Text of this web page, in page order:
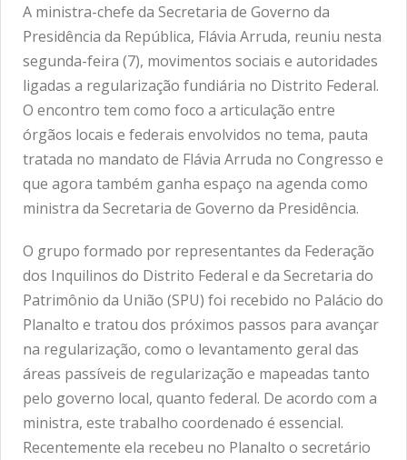
A ministra-chefe da Secretaria de Governo da
Presidência da República, Flávia Arruda, reuniu nesta
segunda-feira (7), movimentos sociais e autoridades
ligadas a regularização fundiária no Distrito Federal.
O encontro tem como foco a articulação entre
órgãos locais e federais envolvidos no tema, pauta
tratada no mandato de Flávia Arruda no Congresso e
que agora também ganha espaço na agenda como
ministra da Secretaria de Governo da Presidência.
O grupo formado por representantes da Federação
dos Inquilinos do Distrito Federal e da Secretaria do
Patrimônio da União (SPU) foi recebido no Palácio do
Planalto e tratou dos próximos passos para avançar
na regularização, como o levantamento geral das
áreas passíveis de regularização e mapeadas tanto
pelo governo local, quanto federal. De acordo com a
ministra, este trabalho coordenado é essencial.
Recentemente ela recebeu no Planalto o secretário